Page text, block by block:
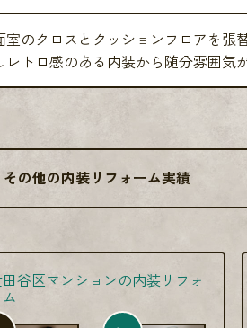
室のクロスとクッションフロアを張
レトロ感のある内装から随分雰囲気
その他の内装リフォーム実績
谷区マンションの内装リフォ